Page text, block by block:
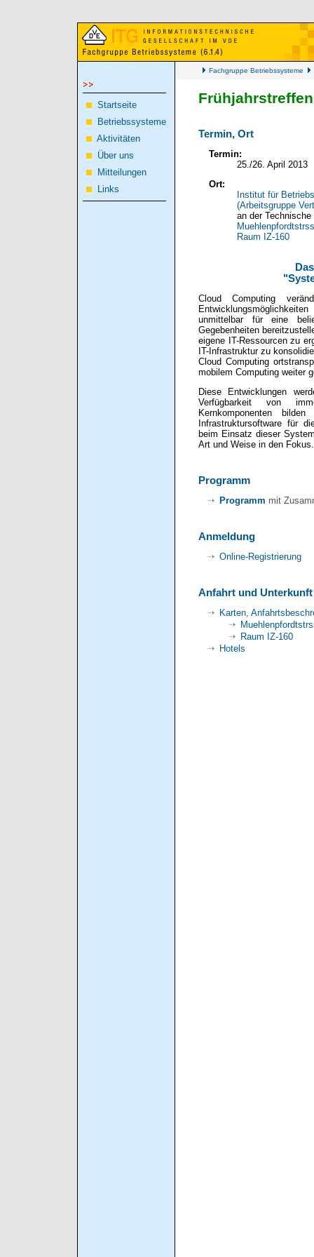
Fachgruppe Betriebssysteme
Startseite
Betriebssysteme
Aktivitäten
Über uns
Mitteilungen
Links
Termin, Ort
Termin:
25./26. April 2013
Ort:
Institut für
(Arbeitsgruppe
an der
Raum IZ-160
Cloud Computing
unmittelbar für eine
Gegebenheiten
eigene IT-Ressourcen zu
IT-Infrastruktur zu
Cloud Computing
mobilem Computing weiter
Diese Entwicklungen
Verfügbarkeit von
Kernkomponenten
Infrastruktursoftware für
beim Einsatz dieser
Art und Weise in den Fokus.
Programm
Programm mit
Anmeldung
Online-Registrierung
Anfahrt und Unterkunft
Karten,
Raum IZ-160
Hotels